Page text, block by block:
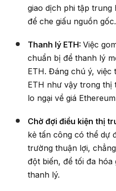
giao dịch phi tập trung
để che giấu nguồn gốc.
Thanh lý ETH: Việc
chuẩn bị để thanh lý
ETH. Đáng chú ý,
ETH như vậy trong thị
lo ngại về giá
Chờ đợi điều kiện thị
kẻ tấn công có thể dự
trường thuận lợi,
đột biến, để tối đa hóa
thanh lý.